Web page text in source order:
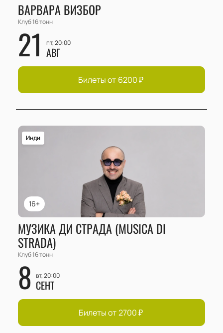
ВАРВАРА ВИЗБОР
Клуб 16 тонн
21 пт, 20:00
АВГ
Билеты от 6200₽
16+
Инди
МУЗИКА ДИ СТРАДА (MUSICA DI
STRADA)
Клуб 16 тонн
8 вт, 20:00
СЕНТ
Билеты от 2700₽